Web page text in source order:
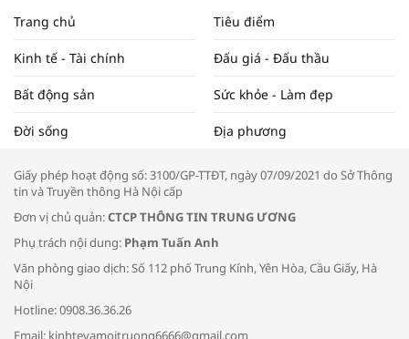
NAM NĂM 2024 VÀ NĂM 2025 | NHỊP
ĐẬP THỊ TRƯỜNG #62
Tọa đàm “Xúc tiến thương mại: Khơi
Bác sĩ tư vấn cách phòng tránh bệnh
đường hô hấp trong thời tiết giao mùa
Trang chủ Tiêu điểm
Kinh tế - Tài chính Đấu giá - Đấu thầu
Bất động sản Sức khỏe - Làm đẹp
Đời sống Địa phương
Giấy phép hoạt động số: 3100/GP-TTĐT, ngày 07/09/2021 do Sở Thông
tin và Truyền thông Hà Nội cấp
Đơn vị chủ quản:CTCP THÔNG TIN TRUNG ƯƠNG
Phụ trách nội dung: Phạm Tuấn Anh
Văn phòng giao dịch: Số 112 phố Trung Kính, Yên Hòa, Cầu Giấy, Hà
Nội
Hotline: 0908.36.36.26
Email: kinhtevamoitruong6666@gmail.com